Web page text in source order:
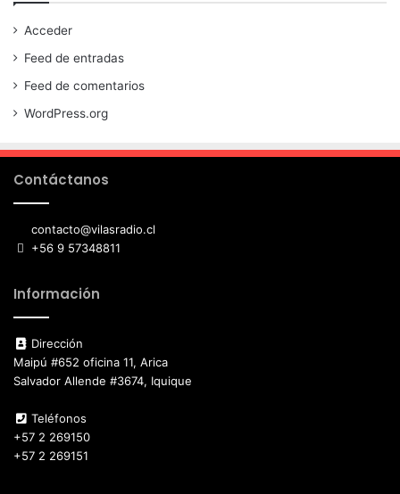
Acceder
Feed de entradas
Feed de comentarios
WordPress.org
Contáctanos
contacto@vilasradio.cl
+56 9 57348811
Información
Dirección
Maipú #652 oficina 11, Arica
Salvador Allende #3674, Iquique
Teléfonos
+57 2 269150
+57 2 269151